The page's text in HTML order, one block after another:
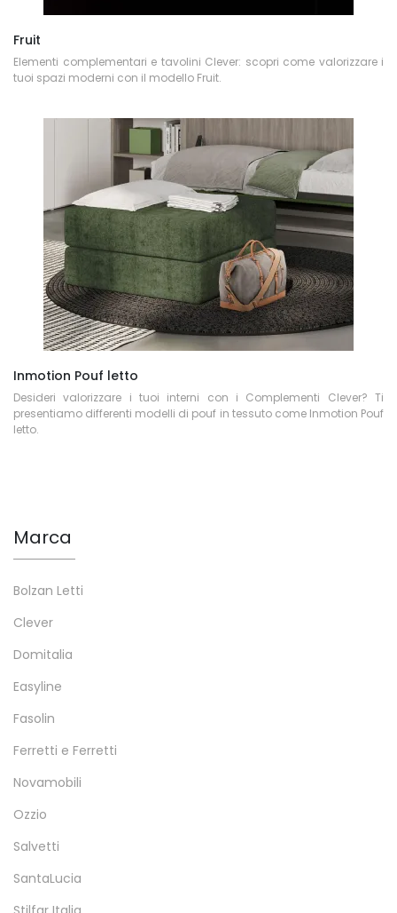
Fruit
Elementi complementari e tavolini Clever: scopri come valorizzare i
tuoi spazi moderni con il modello Fruit.
Inmotion Pouf letto
Desideri valorizzare i tuoi interni con i Complementi Clever? Ti
presentiamo differenti modelli di pouf in tessuto come Inmotion Pouf
letto.
Marca
Bolzan Letti
Clever
Domitalia
Easyline
Fasolin
Ferretti e Ferretti
Novamobili
Ozzio
Salvetti
SantaLucia